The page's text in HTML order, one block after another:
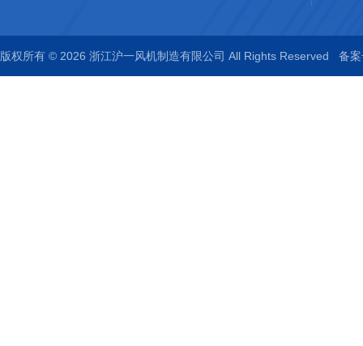
版权所有 © 2026 浙江沪一风机制造有限公司 All Rights Reserved 备